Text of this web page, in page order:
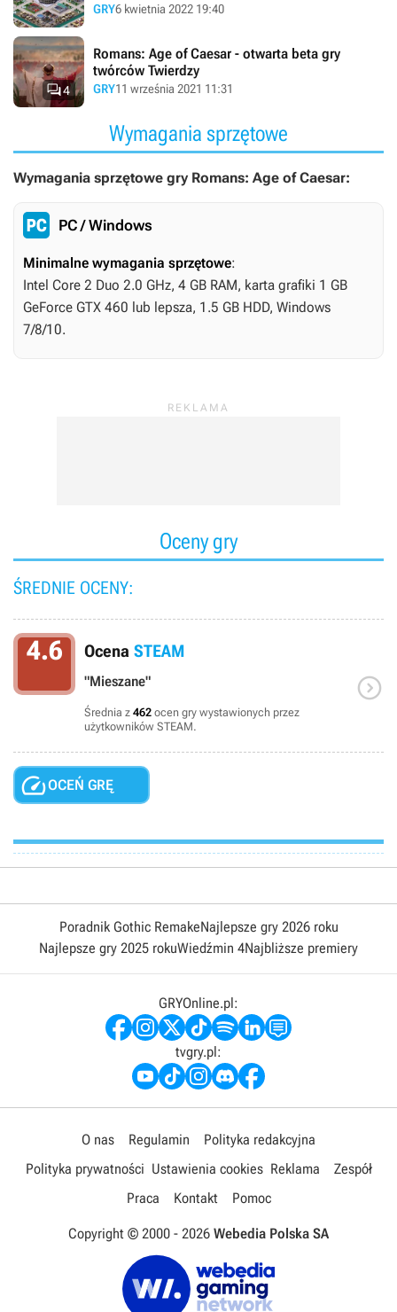
GRY6 kwietnia 2022 19:40
4
Romans: Age of Caesar - otwarta beta gry
twórców Twierdzy
GRY11 września 2021 11:31
Wymagania sprzętowe
Wymagania sprzętowe gry Romans: Age of Caesar:
PC / Windows
Minimalne wymagania sprzętowe:
Intel Core 2 Duo 2.0 GHz, 4 GB RAM, karta grafiki 1 GB
GeForce GTX 460 lub lepsza, 1.5 GB HDD, Windows
7/8/10.
Oceny gry
ŚREDNIE OCENY:
4.6 Ocena STEAM
"Mieszane"
Średnia z 462 ocen gry wystawionych przez
użytkowników STEAM.

OCEŃ GRĘ
Poradnik Gothic RemakeNajlepsze gry 2026 roku
Najlepsze gry 2025 rokuWiedźmin 4Najbliższe premiery
GRYOnline.pl:
tvgry.pl:
O nas Regulamin
Polityka redakcyjna
Polityka prywatności Ustawienia cookies Reklama
Zespół
Praca
Kontakt Pomoc
Copyright © 2000 - 2026 Webedia Polska SA